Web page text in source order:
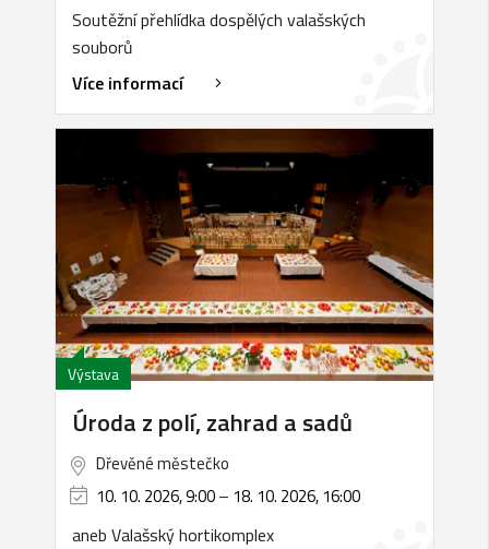
Soutěžní přehlídka dospělých valašských
souborů
Více informací
Výstava
Úroda z polí, zahrad a sadů
Dřevěné městečko
10. 10. 2026, 9:00– 18. 10. 2026, 16:00
aneb Valašský hortikomplex